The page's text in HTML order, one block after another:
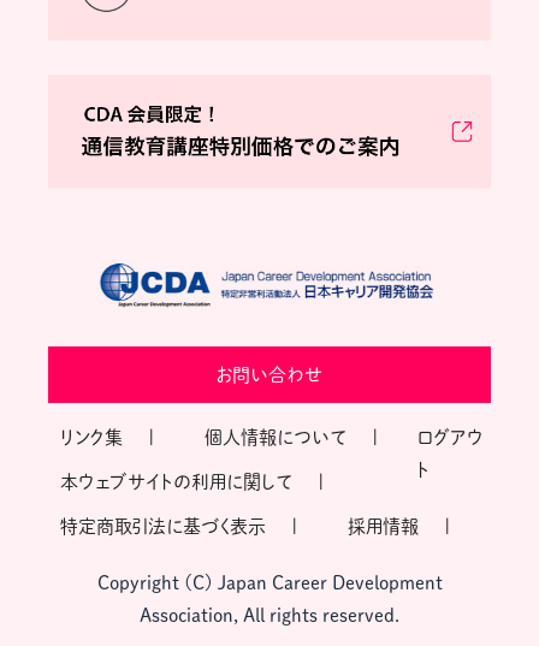
お問い合わせ
リンク集 個人情報について
本ウェブサイトの利用に関して
特定商取引法に基づく表示 採用情報
ログアウ
ト
Copyright (C) Japan Career Development
Association, All rights reserved.